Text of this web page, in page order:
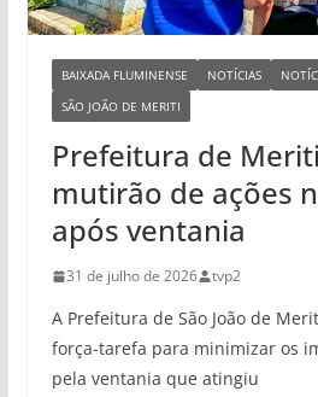
BAIXADA FLUMINENSE NOTÍCIAS
SÃO JOÃO DE MERITI
Prefeitura de
mutirão de ações
após ventania
31 de julho de 2026 tvp2
A Prefeitura de São João de
força-tarefa para minimizar os
pela ventania que atingiu